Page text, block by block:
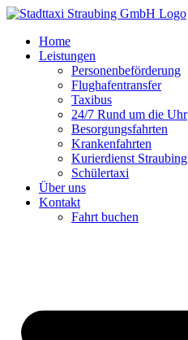
Zum
springenHome
Leistungen
Personenbeförderung
Flughafentransfer
Taxibus
24/7 Rund um die Uhr
Besorgungsfahrten
Krankenfahrten
Kurierdienst Straubing
Schülertaxi
Über uns
Kontakt
Fahrt buchen